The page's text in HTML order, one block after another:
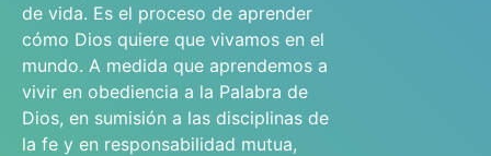
de vida. Es el proceso de aprender
cómo Dios quiere que vivamos en el
mundo. A medida que aprendemos a
vivir en obediencia a la Palabra de
Dios, en sumisión a las disciplinas de
la fe y en responsabilidad mutua,